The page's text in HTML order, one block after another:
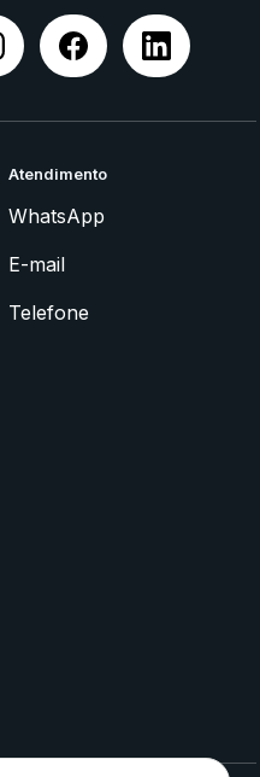
Atendimento
WhatsApp
E-mail
Telefone